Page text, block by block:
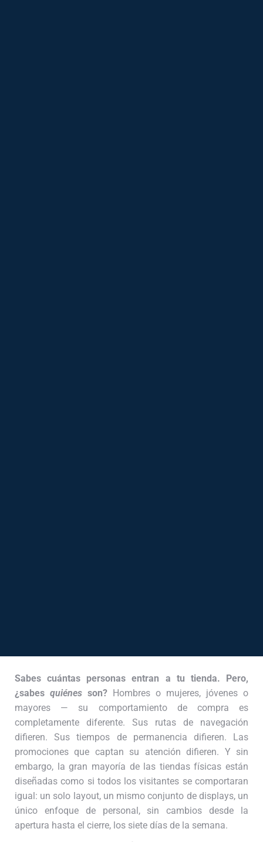
Sabes cuántas personas entran a tu tienda. Pero,
¿sabes quiénes son? Hombres o mujeres, jóvenes o
mayores — su comportamiento de compra es
completamente diferente. Sus rutas de navegación
difieren. Sus tiempos de permanencia difieren. Las
promociones que captan su atención difieren. Y sin
embargo, la gran mayoría de las tiendas físicas están
diseñadas como si todos los visitantes se comportaran
igual: un solo layout, un mismo conjunto de displays, un
único enfoque de personal, sin cambios desde la
apertura hasta el cierre, los siete días de la semana.